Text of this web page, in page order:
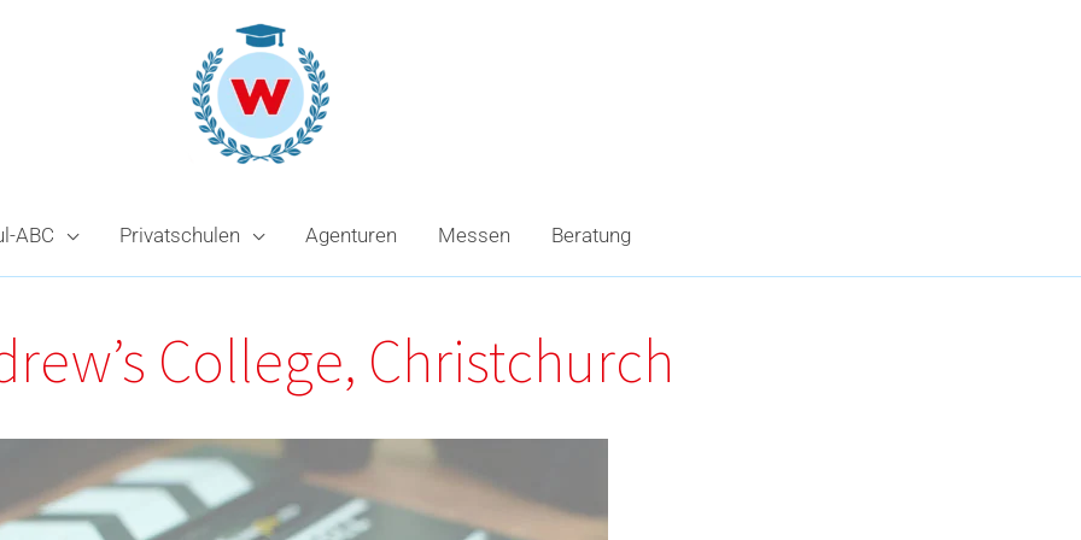
ABC Privatschulen Agenturen Messen Beratung
College, Christchurch